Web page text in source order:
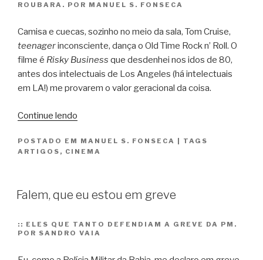
ROUBARA. POR MANUEL S. FONSECA
Camisa e cuecas, sozinho no meio da sala, Tom Cruise,
teenagerinconsciente, dança o Old Time Rock n’ Roll. O
filme é Risky Business que desdenhei nos idos de 80,
antes dos intelectuais de Los Angeles (há intelectuais
em LA!) me provarem o valor geracional da coisa.
Continue lendo
dança?”
POSTADO EM MANUEL S. FONSECA
TAGS
ARTIGOS , CINEMA
Falem, que eu estou em greve
:: ELES QUE TANTO DEFENDIAM A GREVE DA PM.
POR SANDRO VAIA